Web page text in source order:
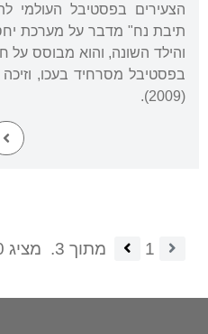
הצעירים בפסטיבל העולמי
תיבת נח" מדבר על מערכת
והילד השונה, והוא מבוסס על
בפסטיבל מסרחיד בעכו,
(2009).
1 מתוך 3. מציג 10 ערכים.